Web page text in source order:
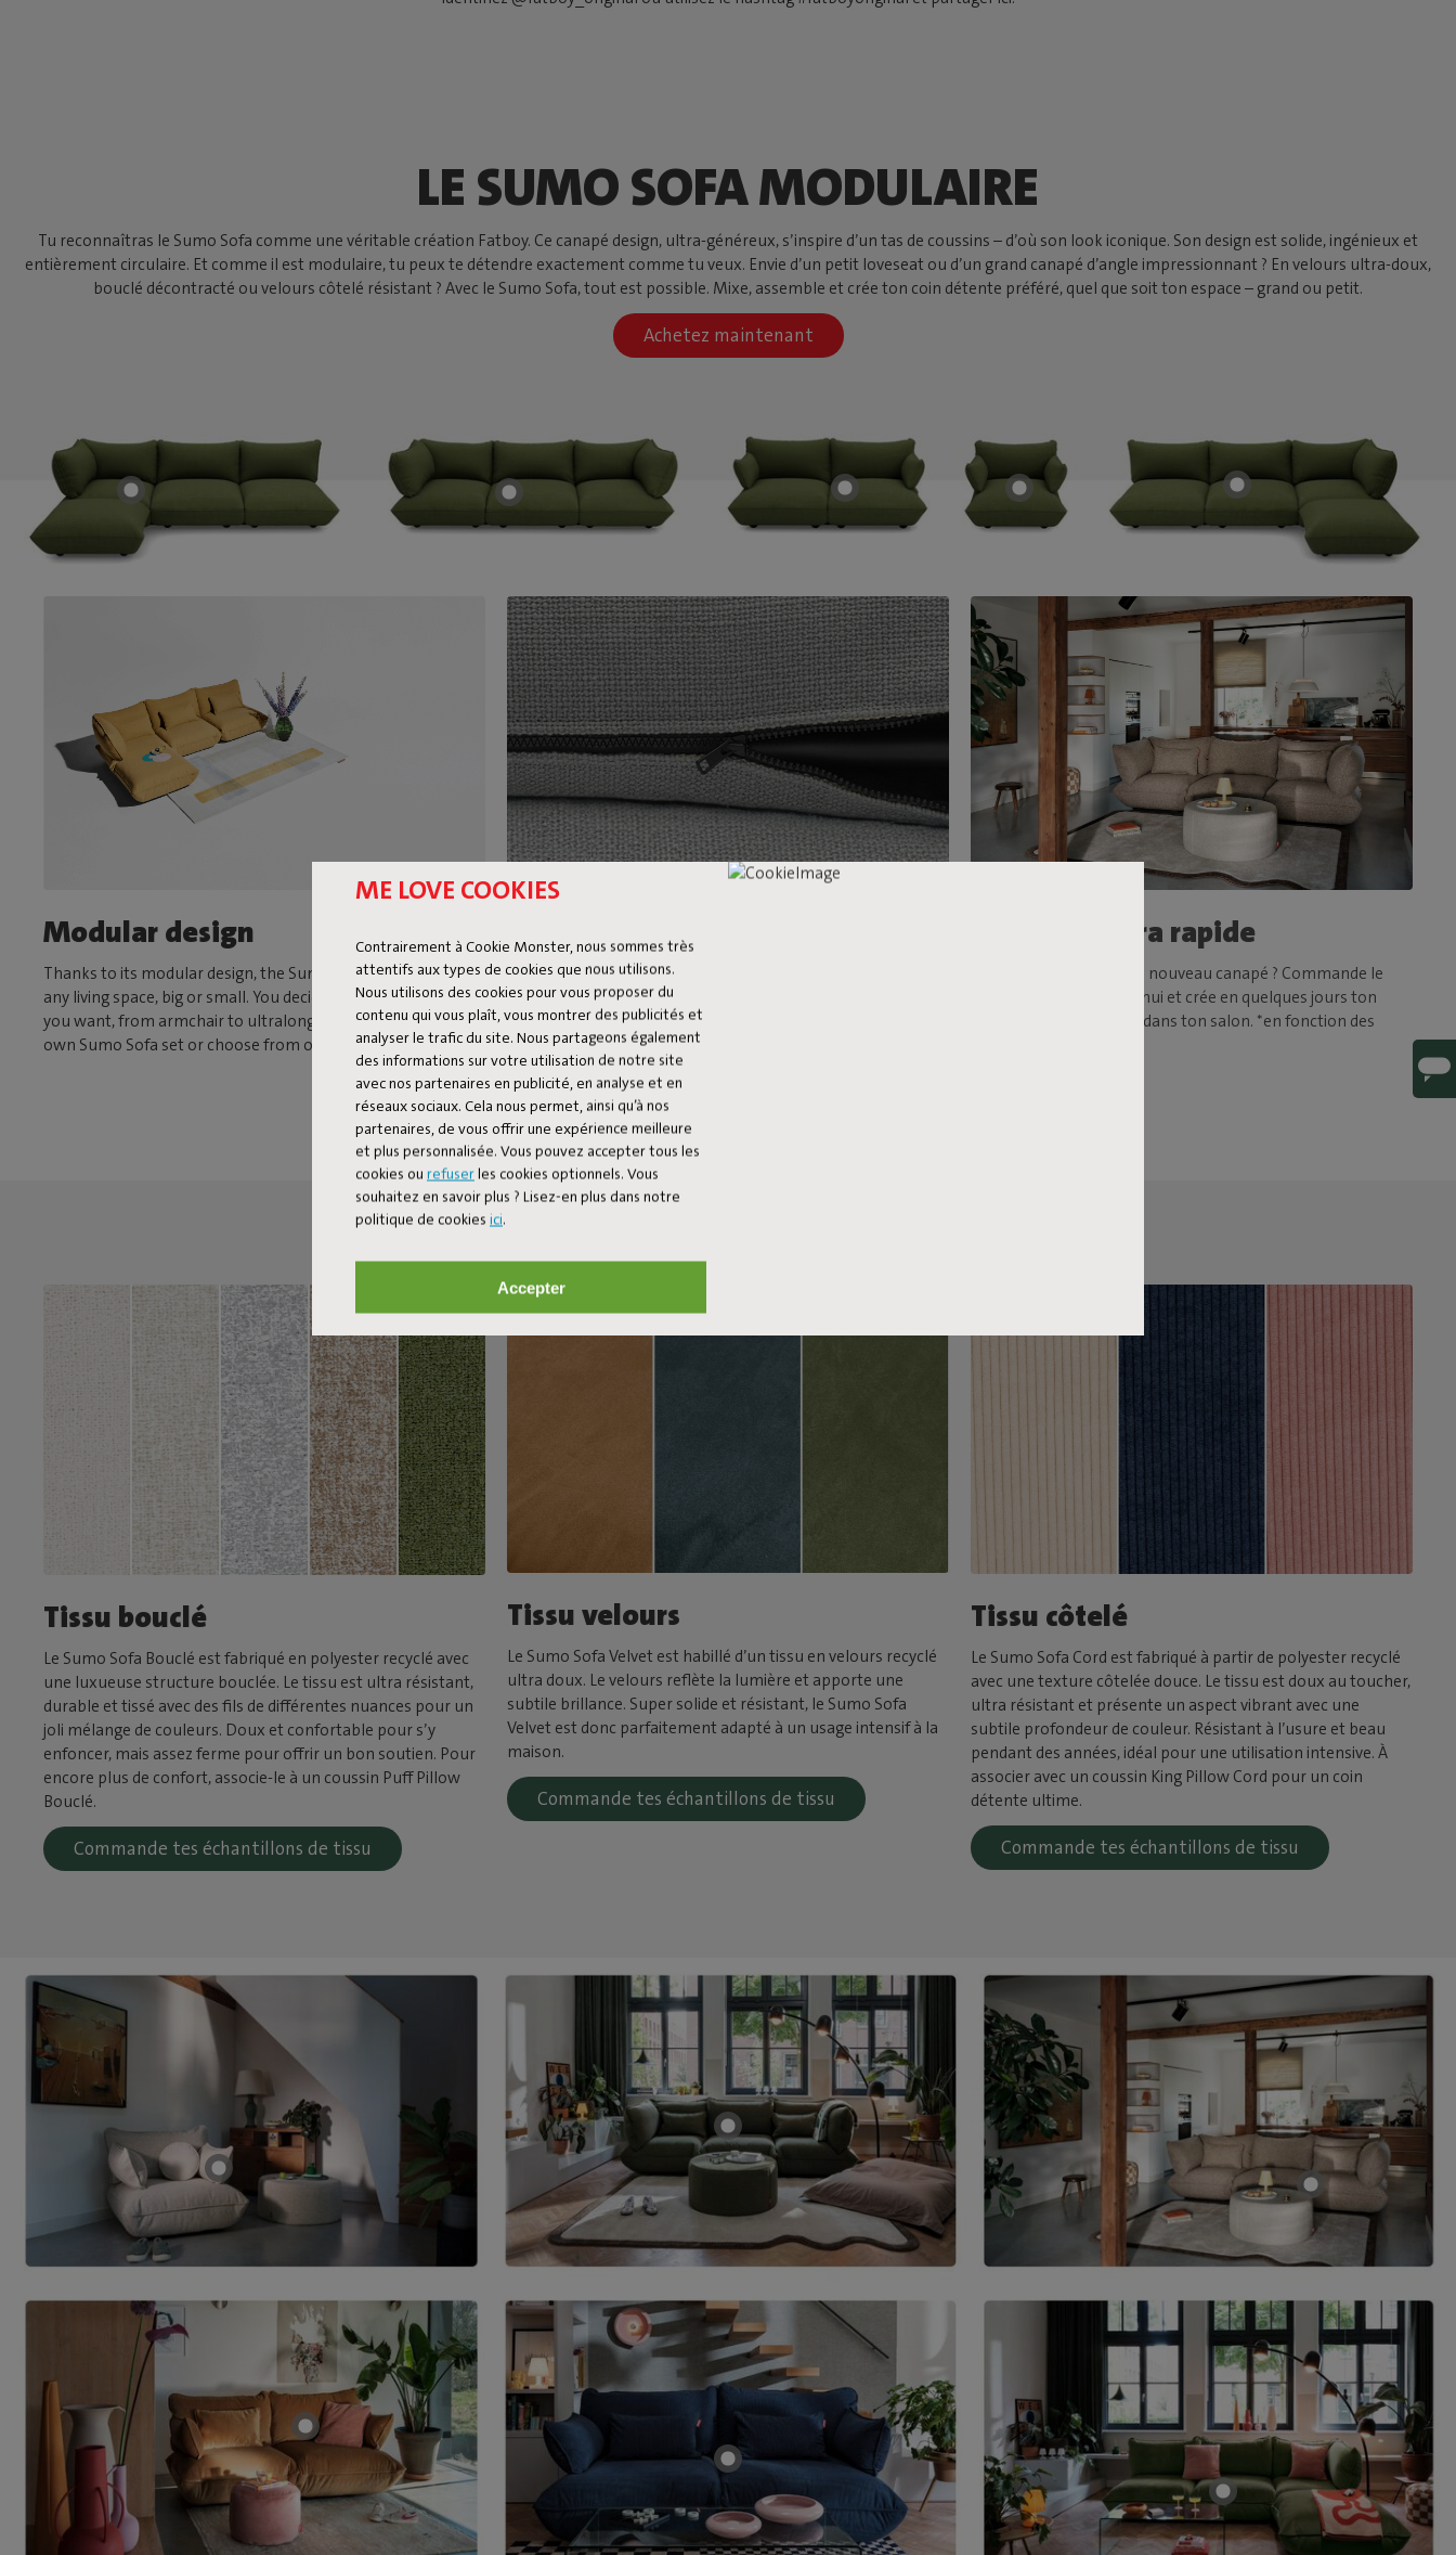
ME LOVE COOKIES
Contrairement à Cookie Monster, nous sommes très
attentifs aux types de cookies que nous utilisons.
Nous utilisons des cookies pour vous proposer du
contenu qui vous plaît, vous montrer des publicités et
analyser le trafic du site. Nous partageons également
des informations sur votre utilisation de notre site
avec nos partenaires en publicité, en analyse et en
réseaux sociaux. Cela nous permet, ainsi qu’à nos
partenaires, de vous offrir une expérience meilleure
et plus personnalisée. Vous pouvez accepter tous les
cookies ou refuserles cookies optionnels. Vous
souhaitez en savoir plus ? Lisez-en plus dans notre
politique de cookies ici.
Accepter
LE SUMO SOFA MODULAIRE
Tu reconnaîtras le Sumo Sofa comme une véritable création Fatboy. Ce canapé design, ultra-généreux, s’inspire d’un tas de coussins – d’où son look iconique. Son design est solide, ingénieux et
entièrement circulaire. Et comme il est modulaire, tu peux te détendre exactement comme tu veux. Envie d’un petit loveseat ou d’un grand canapé d’angle impressionnant ? En velours ultra-doux,
bouclé décontracté ou velours côtelé résistant ? Avec le Sumo Sofa, tout est possible. Mixe, assemble et crée ton coin détente préféré, quel que soit ton espace – grand ou petit.
Achetez maintenant
Modular design
Thanks to its modular design, the Sumo Sofa is suitable for
any living space, big or small. You decide what size and shape
you want, from armchair to ultralong sofa. Assemble your
own Sumo Sofa set or choose from one of our fixed sets.
Housses amovibles et lavables
Envie de changement après quelque temps ? Il te suffit de
remplacer les housses de ton Sumo Sofa par une autre
couleur ou un autre tissu. En plus, les housses sont lavables.
Gros accident ? Alors on te renvoie volontiers vers notre
guide des taches.
Livraison ultra rapide
Tu as hâte d'essayer ton nouveau canapé ? Commande le
Sumo Sofa dès aujourd'hui et crée en quelques jours ton
espace de détente idéal dans ton salon. *en fonction des
Tissu bouclé
Le Sumo Sofa Bouclé est fabriqué en polyester recyclé avec
une luxueuse structure bouclée. Le tissu est ultra résistant,
durable et tissé avec des fils de différentes nuances pour un
joli mélange de couleurs. Doux et confortable pour s’y
enfoncer, mais assez ferme pour offrir un bon soutien. Pour
encore plus de confort, associe-le à un coussin Puff Pillow
Bouclé.
Commande tes échantillons de tissu
Tissu velours
Le Sumo Sofa Velvet est habillé d’un tissu en velours recyclé
ultra doux. Le velours reflète la lumière et apporte une
subtile brillance. Super solide et résistant, le Sumo Sofa
Velvet est donc parfaitement adapté à un usage intensif à la
maison.
Commande tes échantillons de tissu
Tissu côtelé
Le Sumo Sofa Cord est fabriqué à partir de polyester recyclé
avec une texture côtelée douce. Le tissu est doux au toucher,
ultra résistant et présente un aspect vibrant avec une
subtile profondeur de couleur. Résistant à l’usure et beau
pendant des années, idéal pour une utilisation intensive. À
associer avec un coussin King Pillow Cord pour un coin
détente ultime.
Commande tes échantillons de tissu